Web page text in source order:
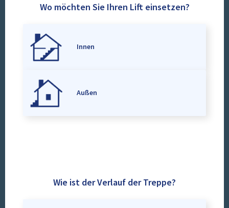
Wo möchten Sie Ihren Lift einsetzen?
Innen
Außen
Wie ist der Verlauf der Treppe?